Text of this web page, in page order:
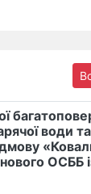
води та
ОСББ